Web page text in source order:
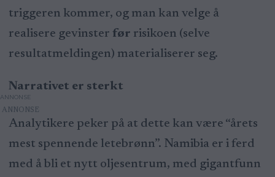
triggeren kommer, og man kan velge å
realisere gevinster før risikoen (selve
resultatmeldingen) materialiserer seg.
Narrativet er sterkt
ANNONSE
Analytikere peker på at dette kan være “årets
mest spennende letebrønn”. Namibia er i ferd
med å bli et nytt oljesentrum, med gigantfunn